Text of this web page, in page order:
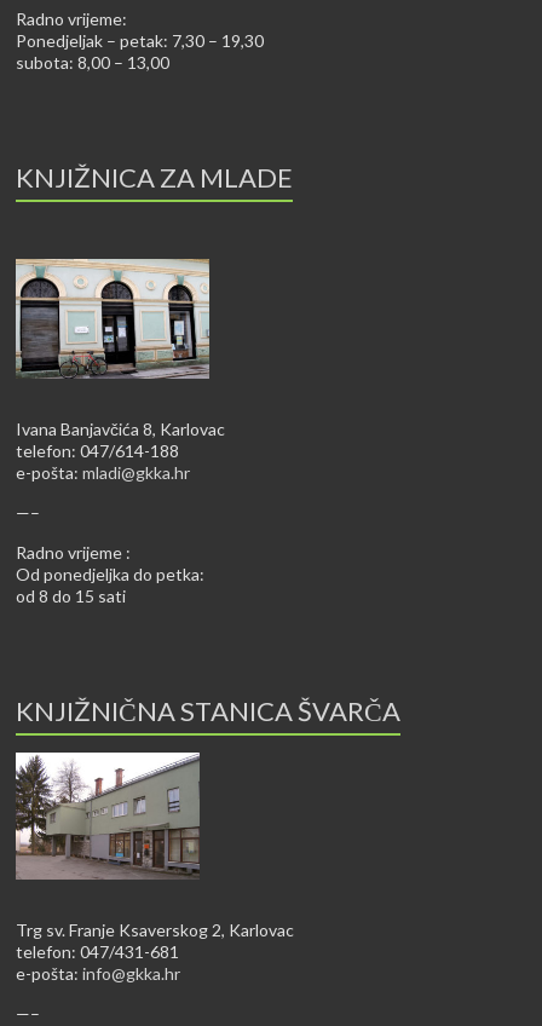
Radno vrijeme:
Ponedjeljak – petak: 7,30 – 19,30
subota: 8,00 – 13,00
KNJIŽNICA ZA MLADE
Ivana Banjavčića 8, Karlovac
telefon: 047/614-188
e-pošta:mladi@gkka.hr
—–
Radno vrijeme :
Od ponedjeljka do petka:
od 8 do 15 sati
KNJIŽNIČNA STANICA ŠVARČA
Trg sv. Franje Ksaverskog 2, Karlovac
telefon: 047/431-681
e-pošta:info@gkka.hr
—–